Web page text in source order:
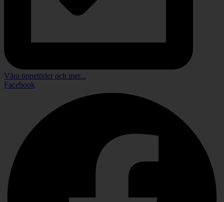
Våra öppettider och mer...
Facebook